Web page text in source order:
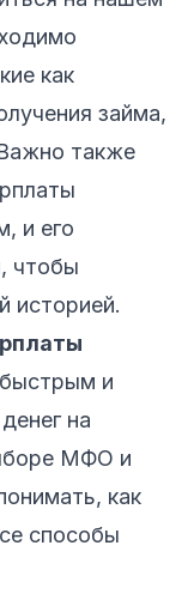
как
займа,
также
и его
чтобы
историей.
и
на
МФО и
как
способы